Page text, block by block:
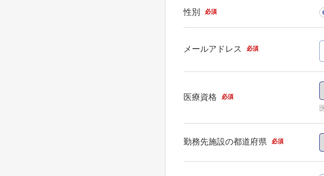
性別 必須
メールアドレス 必須
医療資格 必須
勤務先施設の都道府県 必須